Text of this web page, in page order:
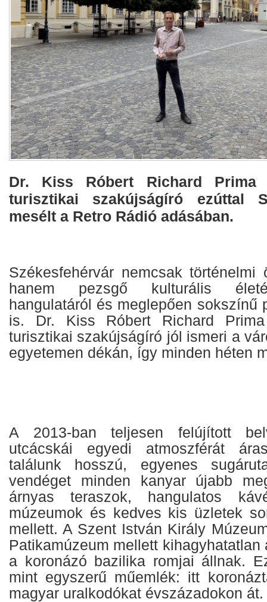
Dr. Kiss Róbert Richard Prima
turisztikai szakújságíró ezúttal
mesélt a Retro Rádió adásában.
Székesfehérvár nemcsak történelmi
hanem pezsgő kulturális
hangulatáról és meglepően sokszínű
is. Dr. Kiss Róbert Richard Prima
turisztikai szakújságíró jól ismeri a
egyetemen dékán, így minden héten
A 2013-ban teljesen felújított
utcácskái egyedi atmoszférát
találunk hosszú, egyenes
vendéget minden kanyar újabb
árnyas teraszok, hangulatos
múzeumok és kedves kis üzletek
mellett. A Szent István Király
Patikamúzeum mellett kihagyhatatlan
a koronázó bazilika romjai állnak.
mint egyszerű műemlék: itt
magyar uralkodókat évszázadokon át.